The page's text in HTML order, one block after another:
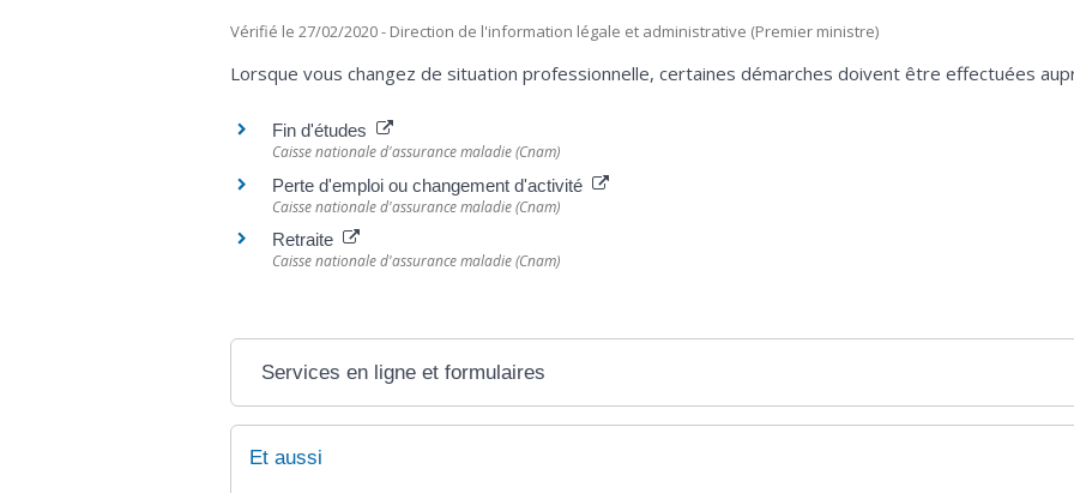
Vérifié le 27/02/2020 - Direction de l'information légale et administrative (Premier ministre)
Lorsque vous changez de situation professionnelle, certaines démarches doivent être effectuées
Fin d'études
Caisse nationale d'assurance maladie (Cnam)
Perte d'emploi ou changement d'activité
Caisse nationale d'assurance maladie (Cnam)
Retraite
Caisse nationale d'assurance maladie (Cnam)
Services en ligne et formulaires
Et aussi